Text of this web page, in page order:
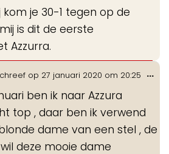
je 30-1 tegen op de
is dit de eerste
Azzurra.
op 27 januari 2020 om 20:25
ben ik naar Azzura
top , daar ben ik verwend
dame van een stel , de
deze mooie dame
...